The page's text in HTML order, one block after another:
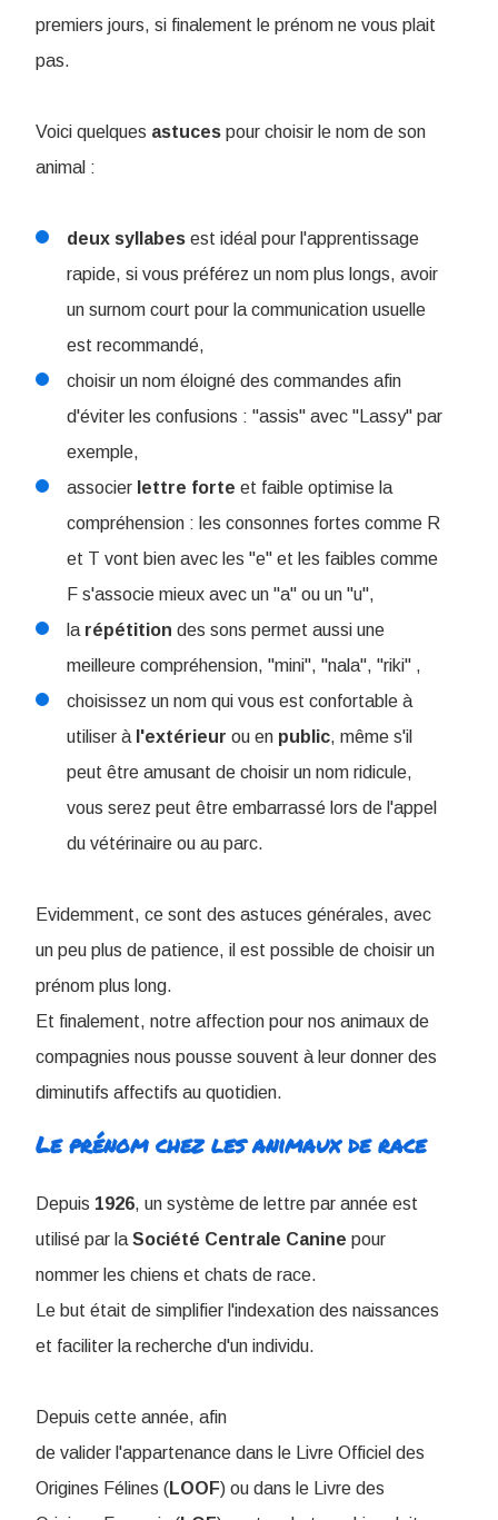
premiers jours, si finalement le prénom ne vous plait
pas.
Voici quelques astuces pour choisir le nom de son
animal :
deux syllabes est idéal pour l'apprentissage
rapide, si vous préférez un nom plus longs, avoir
un surnom court pour la communication usuelle
est recommandé,
choisir un nom éloigné des commandes afin
d'éviter les confusions : "assis" avec "Lassy" par
exemple,
associer lettre forte et faible optimise la
compréhension : les consonnes fortes comme R
et T vont bien avec les "e" et les faibles comme
F s'associe mieux avec un "a" ou un "u",
la répétition des sons permet aussi une
meilleure compréhension, "mini", "nala", "riki" ,
choisissez un nom qui vous est confortable à
utiliser à l'extérieur ou en public, même s'il
peut être amusant de choisir un nom ridicule,
vous serez peut être embarrassé lors de l'appel
du vétérinaire ou au parc.
Evidemment, ce sont des astuces générales, avec
un peu plus de patience, il est possible de choisir un
prénom plus long.
Et finalement, notre affection pour nos animaux de
compagnies nous pousse souvent à leur donner des
diminutifs affectifs au quotidien.
Le prénom chez les animaux de race
Depuis 1926, un système de lettre par année est
utilisé par la Société Centrale Canine pour
nommer les chiens et chats de race.
Le but était de simplifier l'indexation des naissances
et faciliter la recherche d'un individu.
Depuis cette année, afin
de valider l'appartenance dans le Livre Officiel des
Origines Félines (LOOF) ou dans le Livre des